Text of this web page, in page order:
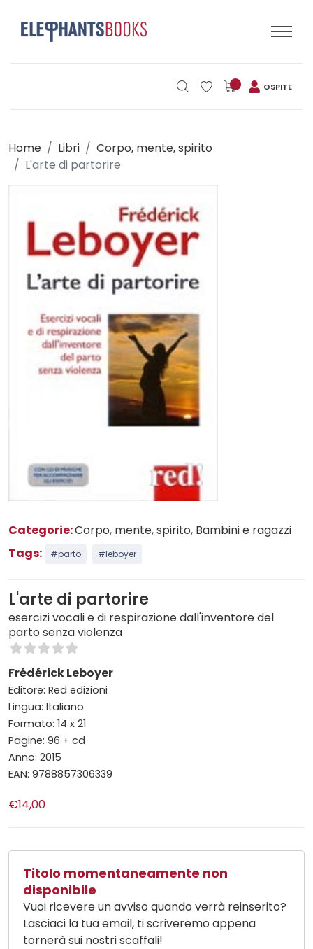
OSPITE
Home Libri
Corpo, mente, spirito
L'arte di partorire
Categorie:Corpo, mente, spirito, Bambini e ragazzi
Tags:
#parto #leboyer
L'arte di partorire
esercizi vocali e di respirazione dall'inventore del
parto senza violenza
Frédérick Leboyer
Editore: Red edizioni
Lingua: Italiano
Formato: 14 x 21
Pagine: 96 + cd
Anno: 2015
EAN: 9788857306339
€14,00
Titolo momentaneamente non
disponibile
Vuoi ricevere un avviso quando verrà reinserito?
Lasciaci la tua email, ti scriveremo appena
tornerà sui nostri scaffali!